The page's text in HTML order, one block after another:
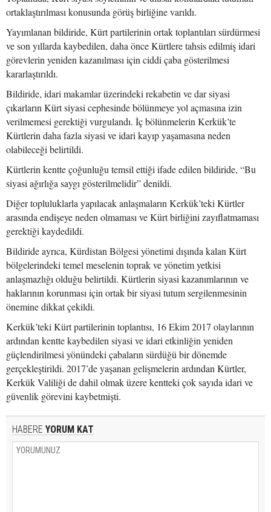
ortaklaştırılması konusunda görüş birliğine varıldı.
Yayımlanan bildiride, Kürt partilerinin ortak toplantıları sürdürmesi
ve son yıllarda kaybedilen, daha önce Kürtlere tahsis edilmiş idari
görevlerin yeniden kazanılması için ciddi çaba gösterilmesi
kararlaştırıldı.
Bildiride, idari makamlar üzerindeki rekabetin ve dar siyasi
çıkarların Kürt siyasi cephesinde bölünmeye yol açmasına izin
verilmemesi gerektiği vurgulandı. İç bölünmelerin Kerkük’te
Kürtlerin daha fazla siyasi ve idari kayıp yaşamasına neden
olabileceği belirtildi.
Kürtlerin kentte çoğunluğu temsil ettiği ifade edilen bildiride, “Bu
siyasi ağırlığa saygı gösterilmelidir” denildi.
Diğer topluluklarla yapılacak anlaşmaların Kerkük’teki Kürtler
arasında endişeye neden olmaması ve Kürt birliğini zayıflatmaması
gerektiği kaydedildi.
Bildiride ayrıca, Kürdistan Bölgesi yönetimi dışında kalan Kürt
bölgelerindeki temel meselenin toprak ve yönetim yetkisi
anlaşmazlığı olduğu belirtildi. Kürtlerin siyasi kazanımlarının ve
haklarının korunması için ortak bir siyasi tutum sergilenmesinin
önemine dikkat çekildi.
Kerkük’teki Kürt partilerinin toplantısı, 16 Ekim 2017 olaylarının
ardından kentte kaybedilen siyasi ve idari etkinliğin yeniden
güçlendirilmesi yönündeki çabaların sürdüğü bir dönemde
gerçekleştirildi. 2017’de yaşanan gelişmelerin ardından Kürtler,
Kerkük Valiliği de dahil olmak üzere kentteki çok sayıda idari ve
güvenlik görevini kaybetmişti.
HABERE YORUM KAT